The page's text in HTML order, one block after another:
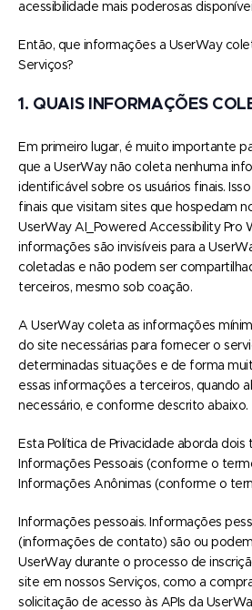
acessibilidade mais poderosas
Então, que informações a UserWay
Serviços?
1. QUAIS INFORMAÇÕES
Em primeiro lugar, é muito importante
que a UserWay não coleta nenhuma
identificável sobre os usuários finais.
finais que visitam sites que hospedam
UserWay AI_Powered Accessibility Pro
informações são invisíveis para a
coletadas e não podem ser
terceiros, mesmo sob coação.
A UserWay coleta as informações
do site necessárias para fornecer o
determinadas situações e de forma
essas informações a terceiros, quando
necessário, e conforme descrito abaixo.
Esta Política de Privacidade aborda dois
Informações Pessoais (conforme o
Informações Anônimas (conforme o
Informações pessoais. Informações
(informações de contato) são ou
UserWay durante o processo de
site em nossos Serviços, como a
solicitação de acesso às APIs da